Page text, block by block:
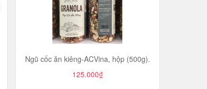
Ngũ cốc ăn kiêng-ACVina, hộp (500g).
125.000₫